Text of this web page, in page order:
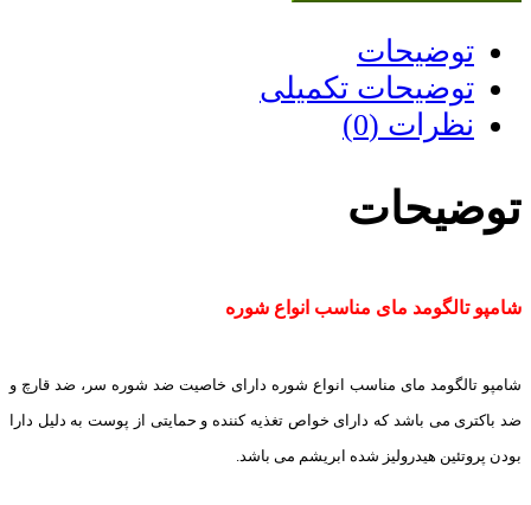
توضیحات
توضیحات تکمیلی
نظرات (0)
توضیحات
شامپو تالگومد مای مناسب انواع شوره
شامپو تالگومد مای مناسب انواع شوره دارای خاصیت ضد شوره سر، ضد قارچ و
ضد باکتری می باشد که دارای خواص تغذیه کننده و حمایتی از پوست به دلیل دارا
بودن پروتئین هیدرولیز شده ابریشم می باشد.